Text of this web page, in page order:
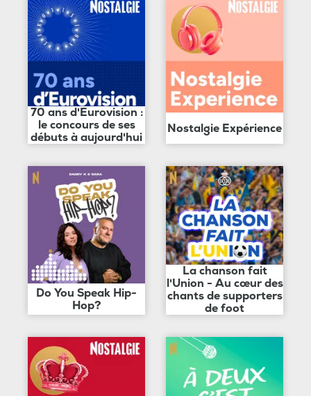
70 ans d'Eurovision :
le concours de ses
débuts à aujourd'hui
Nostalgie Expérience
Do You Speak Hip-
Hop?
La chanson fait
l'Union - Au cœur des
chants de supporters
de foot